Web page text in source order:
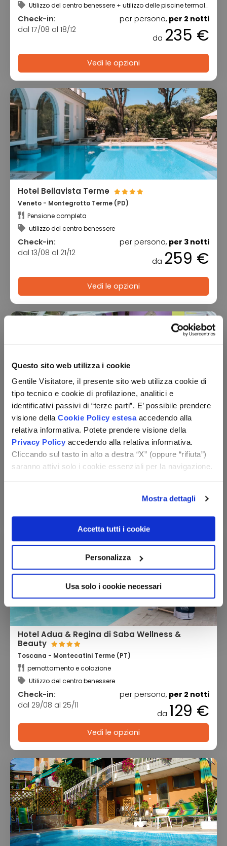
Questo sito web utilizza i cookie
Gentile Visitatore, il presente sito web utilizza cookie di
tipo tecnico e cookie di profilazione, analitici e
identificativi passivi di “terze parti”. E’ possibile prendere
visione della Cookie Policy estesaaccedendo alla
relativa informativa. Potete prendere visione della
Privacy Policy accedendo alla relativa informativa.
Cliccando sul tasto in alto a destra “X” (oppure “rifiuta”)
saranno attivi solo i cookie essenziali per la navigazione.
Mostra dettagli
Accetta tutti i cookie
Personalizza
Usa solo i cookie necessari
Utilizzo del centro benessere + utilizzo delle piscine termali
Check-in:
dal 17/08 al 18/12
per persona, per 2 notti
da 235 €
Vedi le opzioni
Hotel Bellavista Terme
Veneto - Montegrotto Terme (PD)
Pensione completa
utilizzo del centro benessere
Check-in:
dal 13/08 al 21/12
per persona, per 3 notti
da 259 €
Vedi le opzioni
Hotel Adua & Regina di Saba Wellness &
Beauty
Toscana - Montecatini Terme (PT)
mezza pensione
Utilizzo del centro benessere
Check-in:
dal 29/08 al 25/11
per persona, per 2 notti
149 €
Hotel Adua & Regina di Saba Wellness &
Beauty
Toscana - Montecatini Terme (PT)
pernottamento e colazione
Utilizzo del centro benessere
Check-in:
dal 29/08 al 25/11
per persona, per 2 notti
da 129 €
Vedi le opzioni